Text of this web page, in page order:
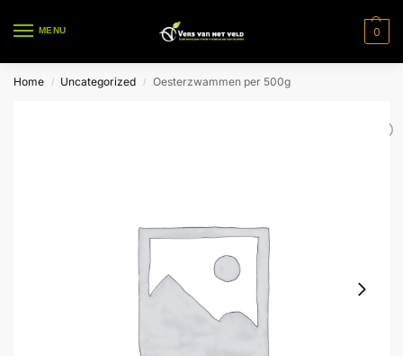
MENU 0
Home / Uncategorized / Oesterzwammen per 500g